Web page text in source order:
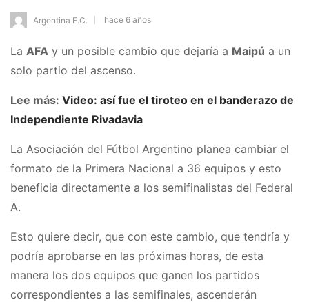
Argentina F.C. hace 6 años
La AFA y un posible cambio que dejaría a Maipú a un
solo partio del ascenso.
Lee más: Video: así fue el tiroteo en el banderazo de
Independiente Rivadavia
La Asociación del Fútbol Argentino planea cambiar el
formato de la Primera Nacional a 36 equipos y esto
beneficia directamente a los semifinalistas del Federal
A.
Esto quiere decir, que con este cambio, que tendría y
podría aprobarse en las próximas horas, de esta
manera los dos equipos que ganen los partidos
correspondientes a las semifinales, ascenderán